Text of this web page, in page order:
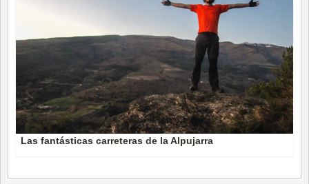
Las fantásticas carreteras de la Alpujarra